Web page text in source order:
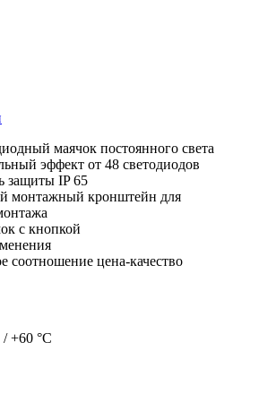
маячок постоянного света
эффект от 48 светодиодов
защиты IP 65
монтажный кронштейн для
с кнопкой
соотношение цена-качество
/ +60 °C